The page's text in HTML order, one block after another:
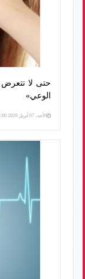
الوعي»
الأحد، 07 أبريل 2019 02:00 م